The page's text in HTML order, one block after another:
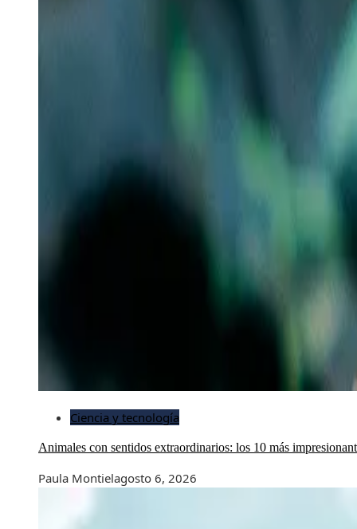
Ciencia y tecnología
Animales con sentidos extraordinarios: los 10 más
Paula Montielagosto 6, 2026